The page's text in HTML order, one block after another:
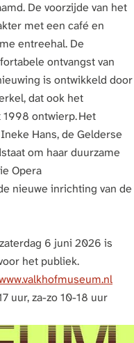
De voorzijde van het
met een café en
entreehal. De
ontvangst van
is ontwikkeld door
dat ook het
ontwierp. Het
Hans, de Gelderse
om haar duurzame
Opera
nieuwe inrichting van de
6 juni 2026 is
het publiek.
uur, za-zo 10-18 uur